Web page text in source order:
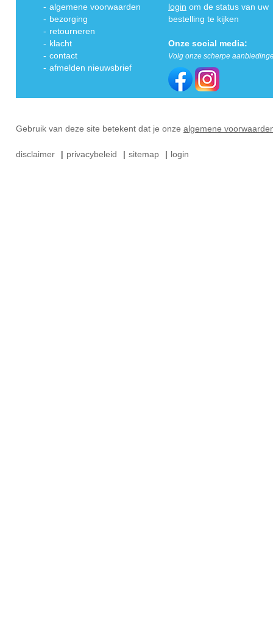
- algemene voorwaarden
- bezorging
- retourneren
- klacht
- contact
- afmelden nieuwsbrief
login om de status van uw
bestelling te kijken
Onze social media:
Volg onze scherpe
Gebruik van deze site betekent dat je onze algemene
disclaimer | privacybeleid | sitemap | login